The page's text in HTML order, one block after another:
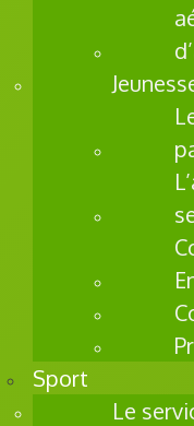
Mairie de Saint Pol sur Mer
256, Rue de la République
BP 80 050
59430 Saint Pol sur Mer
Sport
Le